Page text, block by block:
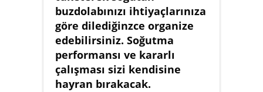
buzdolabınızı ihtiyaçlarınıza
göre dilediğinzce organize
edebilirsiniz. Soğutma
performansı ve kararlı
çalışması sizi kendisine
hayran bırakacak.